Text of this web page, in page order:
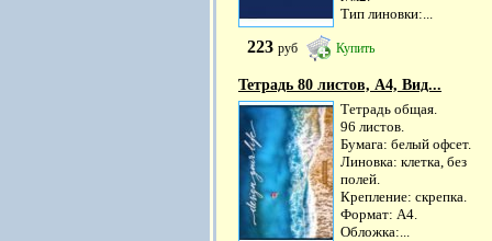
Тип линовки:...
223 руб Купить
Тетрадь 80 листов, А4, Вид...
Тетрадь общая.
96 листов.
Бумага: белый офсет.
Линовка: клетка, без
полей.
Крепление: скрепка.
Формат: А4.
Обложка:...